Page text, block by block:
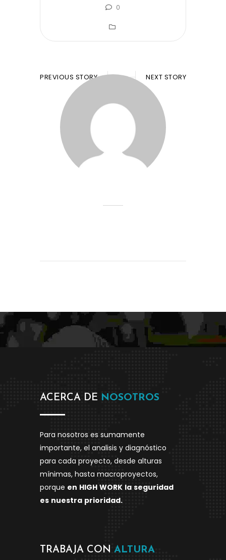
0
PREVIOUS STORY NEXT STORY
ACERCA DE NOSOTROS
Para nosotros es sumamente
importante, el analisis y diagnóstico
para cada proyecto, desde alturas
mínimas, hasta macroproyectos,
porque en HIGH WORK la seguridad
es nuestra prioridad.
TRABAJA CON ALTURA